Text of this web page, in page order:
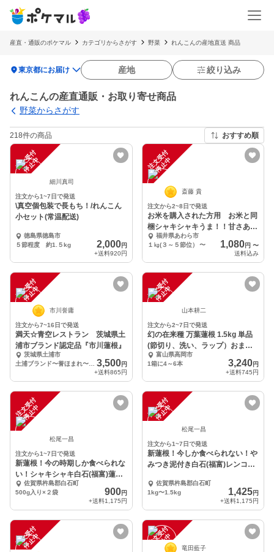
産直・通販のポケマル カテゴリからさがす 野菜 れんこんの産地直送 商品
location_on東京都にお届け 産地 絞り込み
れんこんの産直通販・お取り寄せ商品
野菜からさがす
218件の商品 おすすめ順
注
文
受
付
停
止
中
細川真司
注文から1~7日で発送
\真空個包装で長もち！/れんこん
小セット(常温配送)
徳島県徳島市
５節程度 約1.５kg
2,000円
+送料920円
注
文
受
付
停
止
中
斎藤 貴
注文から2~8日で発送
お米を購入された方用 お米と同
梱シャキシャキうま！！甘さあふ
れる あわられんこん
福井県あわら市
１㎏(３～５節位）
〜 1,080円 〜
送料込み
注
文
受
付
停
止
中
市川誉庸
注文から7~16日で発送
満天☆青空レストラン 茨城県土
浦市ブランド認定品『市川蓮根』
茨城県土浦市
3,500円
+送料865円
注
文
受
付
停
止
中
山本耕二
注文から2~7日で発送
幻の在来種 万葉蓮根 1.5kg 単品
(節切り、洗い、ラップ）おまけ
付！富山県高岡市
1箱に4～6本
3,240円
+送料745円
注
文
受
付
停
止
中
松尾一昌
注文から1~7日で発送
新蓮根！今の時期しか食べられな
い！シャキシャキ白石(福富)蓮
根 500g×２袋
佐賀県杵島郡白石町
500g入り×２袋
900円
+送料1,175円
注
文
受
付
停
止
中
松尾一昌
注文から1~7日で発送
新蓮根！今しか食べられない！や
みつき泥付き白石(福富)レンコ
佐賀県杵島郡白石町
1kg〜1.5kg
1,425円
+送料1,175円
注
文
受
付
停
止
中 注
文
受
付
停
止
中 竜田藍子